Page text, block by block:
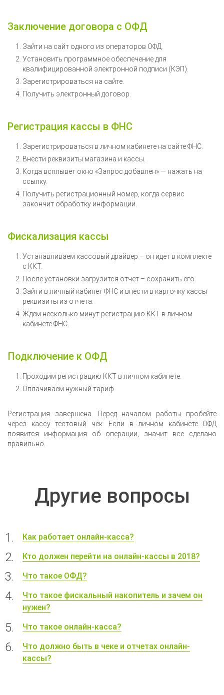
Заключение договора с ОФД
Зайти на сайт одного из операторов ОФД.
Установить программное обеспечение для
квалифицированной электронной подписи (КЭП).
Зарегистрироваться на сайте.
Получить электронный договор.
Регистрация кассы в ФНС
Зарегистрироваться в личном кабинете на сайте ФНС.
Внести реквизиты магазина и кассы.
Когда всплывет окно «Запрос добавлен» — нажать на
ссылку.
Получить регистрационный номер, когда сервис
закончит обработку информации.
Фискализация кассы
Устанавливаем кассовый драйвер – он идет в комплекте
с ККТ.
После установки загрузится отчет – сохранить его.
Зайти в личный кабинет ФНС и внести в карточку кассы
реквизиты из отчета.
Ждем несколько минут регистрацию ККТ в личном
кабинете ФНС.
Подключение к ОФД
Проходим регистрацию ККТ в личном кабинете.
Оплачиваем нужный тариф.
Регистрация завершена. Перед началом работы пробейте
через кассу тестовый чек. Если в личном кабинете ОФД
появится информация об операции, значит все сделано
правильно.
Другие вопросы
Как работает онлайн-касса?
Кто должен перейти на онлайн-кассы в 2018?
Что такое ОФД?
Что такое фискальный накопитель и зачем он
нужен?
Что такое онлайн-касса?
Что должно быть в чеке и отчетах онлайн-
кассы?